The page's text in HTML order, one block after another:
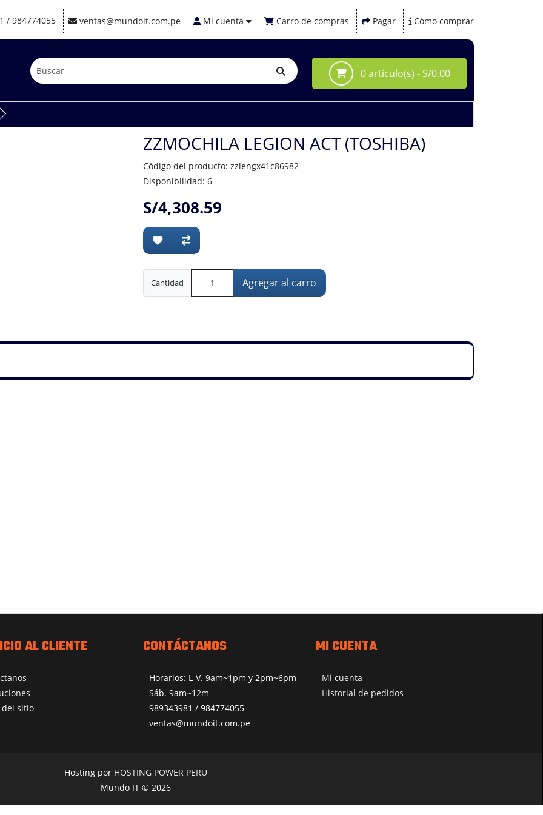
/ 984774055 ventas@mundoit.com.pe Mi cuenta Carro de compras Pagar Cómo comprar
0 artículo(s) - S/0.00
ZZMOCHILA LEGION ACT (TOSHIBA)
Código del producto: zzlengx41c86982
Disponibilidad: 6
S/4,308.59
Cantidad Agregar al carro
AL CLIENTE
del sitio
CONTÁCTANOS
Horarios: L-V. 9am~1pm y 2pm~6pm
Sáb. 9am~12m
989343981 / 984774055
ventas@mundoit.com.pe
MI CUENTA
Mi cuenta
Historial de pedidos
Hosting por HOSTING POWER PERU
Mundo IT © 2026